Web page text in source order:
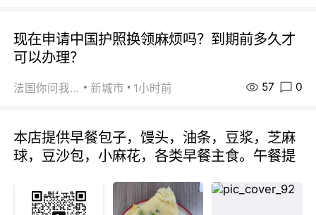
现在申请中国护照换领麻烦吗？到期前多久才
可以办理？
法国你问我答 新城市 1小时前 57 0
本店提供早餐包子，馒头，油条，豆浆，芝麻
球，豆沙包，小麻花，各类早餐主食。午餐提